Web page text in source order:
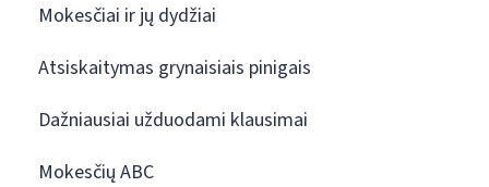
Mokesčiai ir jų dydžiai
Atsiskaitymas grynaisiais pinigais
Dažniausiai užduodami klausimai
Mokesčių ABC